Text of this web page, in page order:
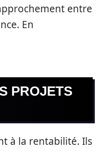
entre
En
PROJETS
à la rentabilité. Ils